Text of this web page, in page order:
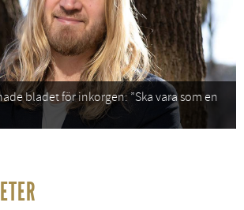
bladet för inkorgen: ”Ska vara som en